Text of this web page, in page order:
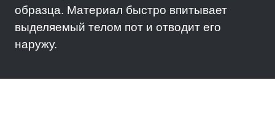
образца. Материал быстро впитывает
выделяемый телом пот и отводит его
наружу.